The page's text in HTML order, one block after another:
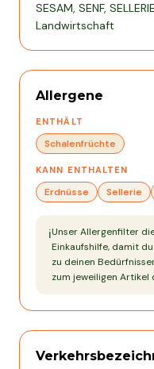
SESAM, SENF,
Landwirtschaft
Allergene
ENTHÄLT
Schalenfrüchte
KANN ENTHALTEN
Erdnüsse Sellerie
ℹ️Unser Allergenfilter
Einkaufshilfe, damit
zu deinen
zum jeweiligen